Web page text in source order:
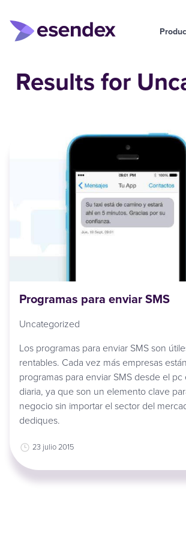
Results for
Programas para enviar SMS
Uncategorized
Los programas para enviar SMS son
rentables. Cada vez más empresas
programas para enviar SMS desde el
diaria, ya que son un elemento clave
negocio sin importar el sector del
dediques.
23 julio 2015